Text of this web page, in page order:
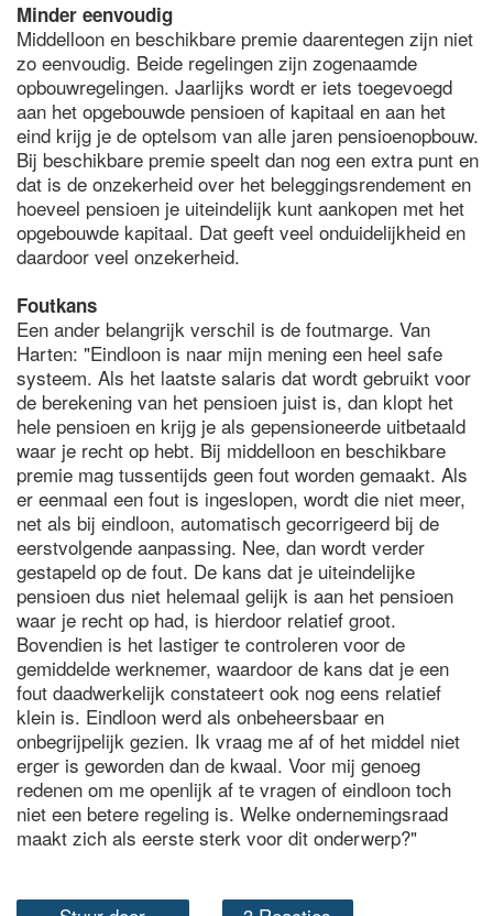
Minder eenvoudig
Middelloon en beschikbare premie daarentegen zijn niet
zo eenvoudig. Beide regelingen zijn zogenaamde
opbouwregelingen. Jaarlijks wordt er iets toegevoegd
aan het opgebouwde pensioen of kapitaal en aan het
eind krijg je de optelsom van alle jaren pensioenopbouw.
Bij beschikbare premie speelt dan nog een extra punt en
dat is de onzekerheid over het beleggingsrendement en
hoeveel pensioen je uiteindelijk kunt aankopen met het
opgebouwde kapitaal. Dat geeft veel onduidelijkheid en
daardoor veel onzekerheid.
Foutkans
Een ander belangrijk verschil is de foutmarge. Van
Harten: "Eindloon is naar mijn mening een heel safe
systeem. Als het laatste salaris dat wordt gebruikt voor
de berekening van het pensioen juist is, dan klopt het
hele pensioen en krijg je als gepensioneerde uitbetaald
waar je recht op hebt. Bij middelloon en beschikbare
premie mag tussentijds geen fout worden gemaakt. Als
er eenmaal een fout is ingeslopen, wordt die niet meer,
net als bij eindloon, automatisch gecorrigeerd bij de
eerstvolgende aanpassing. Nee, dan wordt verder
gestapeld op de fout. De kans dat je uiteindelijke
pensioen dus niet helemaal gelijk is aan het pensioen
waar je recht op had, is hierdoor relatief groot.
Bovendien is het lastiger te controleren voor de
gemiddelde werknemer, waardoor de kans dat je een
fout daadwerkelijk constateert ook nog eens relatief
klein is. Eindloon werd als onbeheersbaar en
onbegrijpelijk gezien. Ik vraag me af of het middel niet
erger is geworden dan de kwaal. Voor mij genoeg
redenen om me openlijk af te vragen of eindloon toch
niet een betere regeling is. Welke ondernemingsraad
maakt zich als eerste sterk voor dit onderwerp?"